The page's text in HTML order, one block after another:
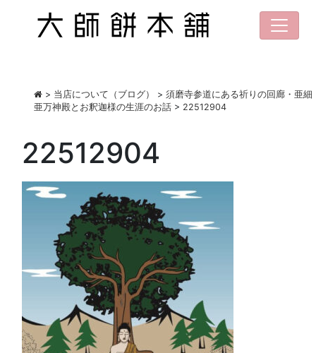
> 当店について（ブログ） > 須磨寺参道にある祈りの回廊・亜細
亜万神殿とお釈迦様の生涯のお話 > 22512904
22512904